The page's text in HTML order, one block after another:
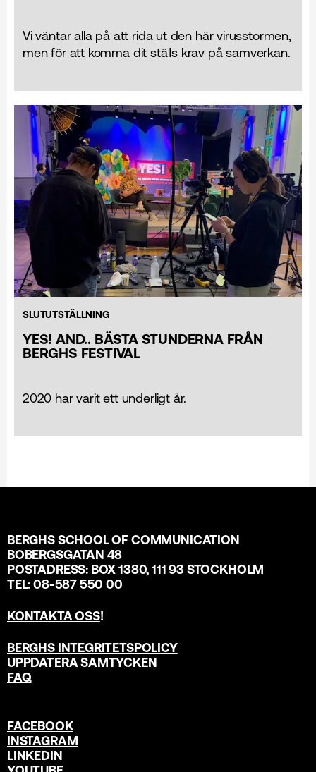
Vi väntar alla på att rida ut den här virusstormen,
men för att komma dit ställs krav på samverkan.
SLUTUTSTÄLLNING
YES! AND.. BÄSTA STUNDERNA FRÅN
BERGHS FESTIVAL
2020 har varit ett underligt år.
BERGHS SCHOOL OF COMMUNICATION
BOBERGSGATAN 48
POSTADRESS: BOX 1380, 111 93 STOCKHOLM
TEL: 08-587 550 00
KONTAKTA OSS!
BERGHS INTEGRITETSPOLICY
UPPDATERA SAMTYCKEN
FAQ
FACEBOOK
INSTAGRAM
LINKEDIN